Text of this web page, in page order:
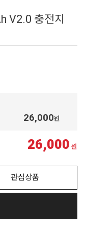
V2.0 충전지
26,000원
26,000 원
관심상품